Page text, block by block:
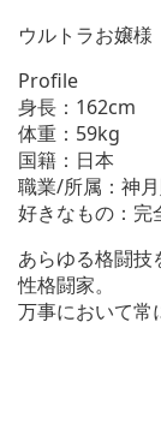
ウルトラお嬢様
Profile
身長：162cm
体重：59kg
国籍：日本
職業/所属：神
好きなもの：完
あらゆる格闘技
性格闘家。
万事において常